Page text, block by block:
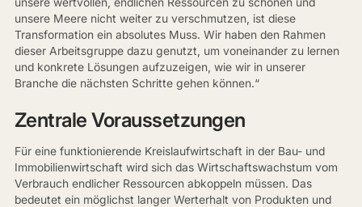
unsere Meere nicht weiter zu verschmutzen, ist diese
Transformation ein absolutes Muss. Wir haben den Rahmen
dieser Arbeitsgruppe dazu genutzt, um voneinander zu lernen
und konkrete Lösungen aufzuzeigen, wie wir in unserer
Branche die nächsten Schritte gehen können.“
Zentrale Voraussetzungen
Für eine funktionierende Kreislaufwirtschaft in der Bau- und
Immobilienwirtschaft wird sich das Wirtschaftswachstum vom
Verbrauch endlicher Ressourcen abkoppeln müssen. Das
bedeutet ein möglichst langer Werterhalt von Produkten und